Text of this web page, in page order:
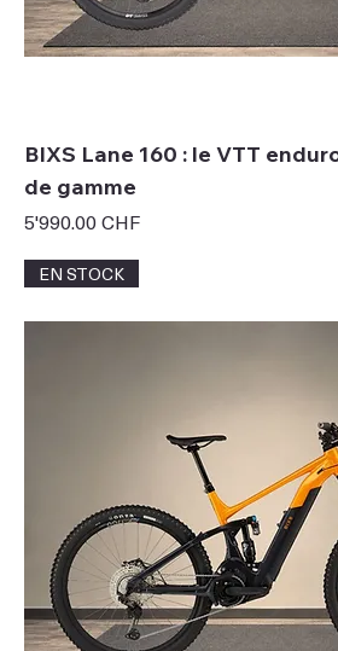
BIXS Lane 160 : le VTT
de gamme
Prix
5'990.00 CHF
EN STOCK